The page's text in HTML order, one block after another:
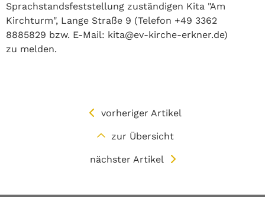
Sprachstandsfeststellung zuständigen Kita "Am
Kirchturm", Lange Straße 9 (Telefon +49 3362
8885829 bzw. E-Mail: kita@ev-kirche-erkner.de)
zu melden.
vorheriger Artikel
zur Übersicht
nächster Artikel